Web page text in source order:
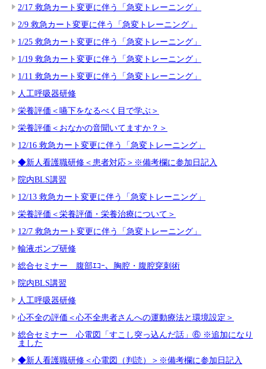
2/17 救急カート変更に伴う「急変トレーニング」
2/9 救急カート変更に伴う「急変トレーニング」
1/25 救急カート変更に伴う「急変トレーニング」
1/19 救急カート変更に伴う「急変トレーニング」
1/11 救急カート変更に伴う「急変トレーニング」
人工呼吸器研修
栄養評価＜嚥下をなるべく目で学ぶ＞
栄養評価＜おなかの音聞いてますか？＞
12/16 救急カート変更に伴う「急変トレーニング」
◆新人看護職研修＜患者対応＞※備考欄に参加日記入
院内BLS講習
12/13 救急カート変更に伴う「急変トレーニング」
栄養評価＜栄養評価・栄養治療について＞
12/7 救急カート変更に伴う「急変トレーニング」
輸液ポンプ研修
総合セミナー 腹部ｴｺｰ、胸腔・腹腔穿刺術
院内BLS講習
人工呼吸器研修
心不全の評価＜心不全患者さんへの運動療法と環境設定＞
総合セミナー 心電図「すこし突っ込んだ話」⑥ ※追加になり
ました
◆新人看護職研修＜心電図（判読）＞※備考欄に参加日記入